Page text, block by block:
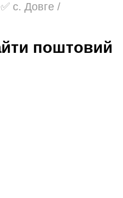
✅ с. Довге /